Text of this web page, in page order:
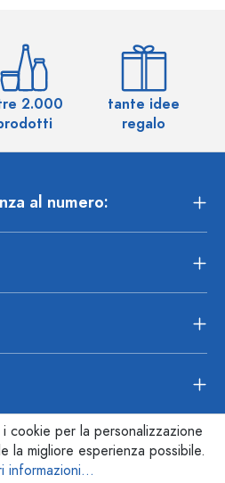
2.000
tante idee
regalo
al numero:
cookie per la personalizzazione
la migliore esperienza possibile.
informazioni...